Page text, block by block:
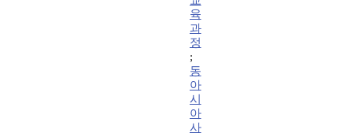
육
과
정
;
동
아
시
아
사